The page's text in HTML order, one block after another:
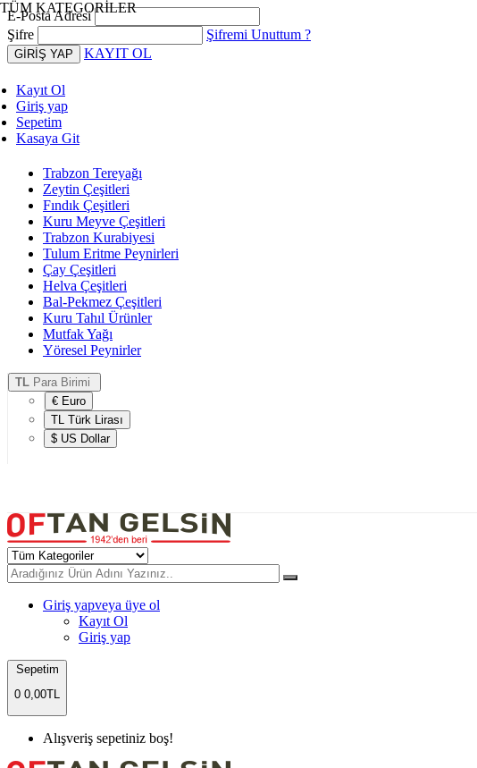
E-Posta Adresi
Şifre
Şifremi Unuttum ?
KAYIT OL
Kayıt Ol
Giriş yap
Sepetim
Kasaya Git
Trabzon Tereyağı
Zeytin Çeşitleri
Fındık Çeşitleri
Kuru Meyve Çeşitleri
Trabzon Kurabiyesi
Tulum Eritme Peynirleri
Çay Çeşitleri
Helva Çeşitleri
Bal-Pekmez Çeşitleri
Kuru Tahıl Ürünler
Mutfak Yağı
Yöresel Peynirler
TL Para Birimi
€ Euro
TL Türk Lirası
$ US Dollar
Giriş yapveya üye ol
Kayıt Ol
Giriş yap
Sepetim
0 0,00TL
Alışveriş sepetiniz boş!
TÜM KATEGORİLER